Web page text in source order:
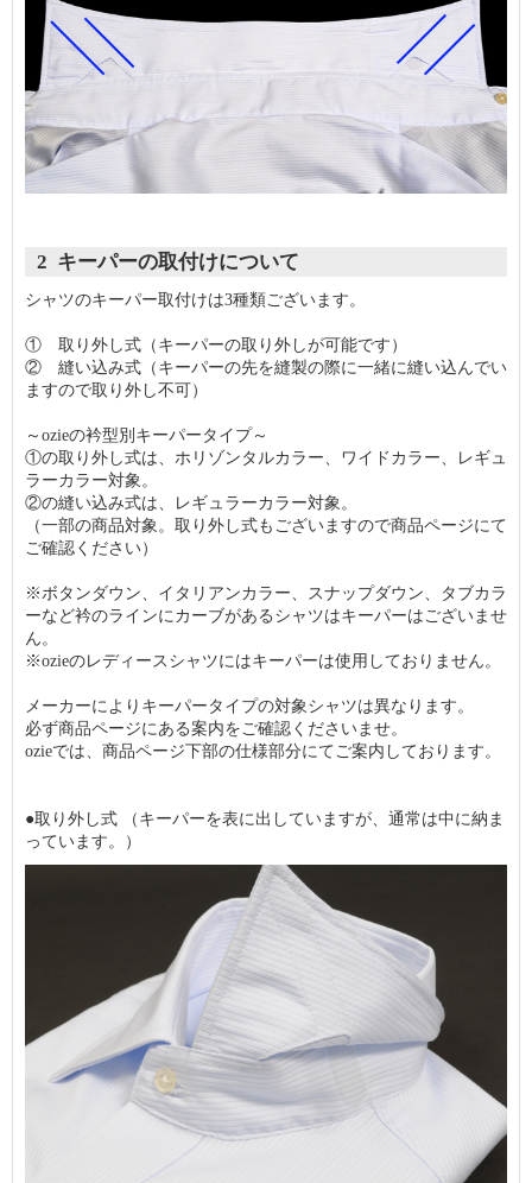
2 キーパーの取付けについて
シャツのキーパー取付けは3種類ございます。
① 取り外し式（キーパーの取り外しが可能です）
② 縫い込み式（キーパーの先を縫製の際に一緒に縫い込んでい
ますので取り外し不可）
～ozieの衿型別キーパータイプ～
①の取り外し式は、ホリゾンタルカラー、ワイドカラー、レギュ
ラーカラー対象。
②の縫い込み式は、レギュラーカラー対象。
（一部の商品対象。取り外し式もございますので商品ページにて
ご確認ください）
※ボタンダウン、イタリアンカラー、スナップダウン、タブカラ
ーなど衿のラインにカーブがあるシャツはキーパーはございませ
ん。
※ozieのレディースシャツにはキーパーは使用しておりません。
メーカーによりキーパータイプの対象シャツは異なります。
必ず商品ページにある案内をご確認くださいませ。
ozieでは、商品ページ下部の仕様部分にてご案内しております。
●取り外し式 （キーパーを表に出していますが、通常は中に納ま
っています。）